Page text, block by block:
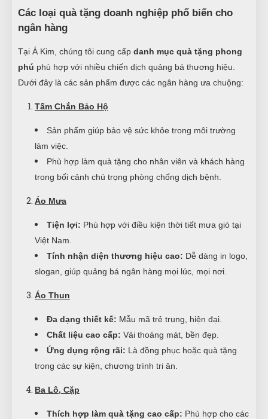
Các loại quà tặng doanh nghiệp phổ biến cho
ngân hàng
Tại Á Kim, chúng tôi cung cấp danh mục quà tặng phong
phú phù hợp với nhiều chiến dịch quảng bá thương hiệu.
Dưới đây là các sản phẩm được các ngân hàng ưa chuộng:
Tấm Chắn Bảo Hộ
Sản phẩm giúp bảo vệ sức khỏe trong môi trường
làm việc.
Phù hợp làm quà tặng cho nhân viên và khách hàng
trong bối cảnh chú trọng phòng chống dịch bệnh.
Áo Mưa
Tiện lợi: Phù hợp với điều kiện thời tiết mưa gió tại
Việt Nam.
Tính nhận diện thương hiệu cao: Dễ dàng in logo,
slogan, giúp quảng bá ngân hàng mọi lúc, mọi nơi.
Áo Thun
Đa dạng thiết kế: Mẫu mã trẻ trung, hiện đại.
Chất liệu cao cấp: Vải thoáng mát, bền đẹp.
Ứng dụng rộng rãi: Là đồng phục hoặc quà tặng
trong các sự kiện, chương trình tri ân.
Ba Lô, Cặp
Thích hợp làm quà tặng cao cấp: Phù hợp cho các